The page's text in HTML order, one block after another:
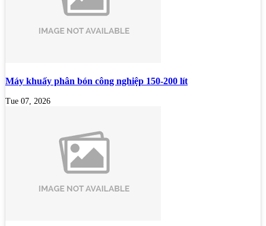
Máy khuấy phân bón công nghiệp 150-200 lít
Tue 07, 2026